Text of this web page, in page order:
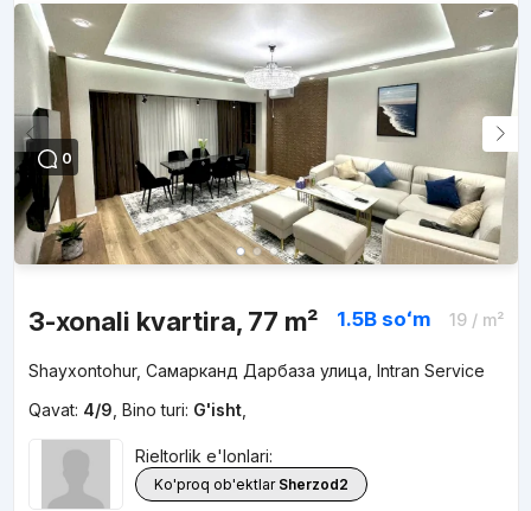
0
3-xonali kvartira, 77 m² 1.5B soʻm 19/ m²
Shayxontohur, Самарканд Дарбаза улица, Intran Service
Qavat: 4/9 Bino turi: G'isht,
Rieltorlik e'lonlari:
Ko'proq ob'ektlar Sherzod2